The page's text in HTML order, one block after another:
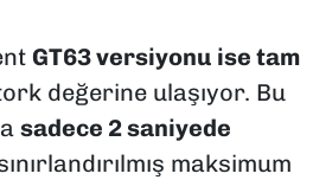
GT63 versiyonu ise tam
değerine ulaşıyor. Bu
sadece 2 saniyede
maksimum